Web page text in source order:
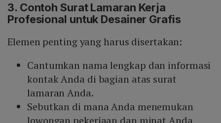
3. Contoh Surat Lamaran Kerja
Profesional untuk Desainer Grafis
Elemen penting yang harus disertakan:
Cantumkan nama lengkap dan informasi
kontak Anda di bagian atas surat
lamaran Anda.
Sebutkan di mana Anda menemukan
lowongan pekerjaan dan minat Anda